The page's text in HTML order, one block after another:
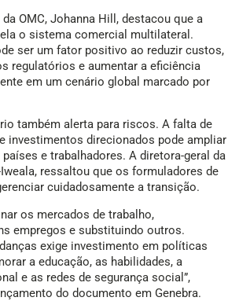
OMC, Johanna Hill, destacou que a
o sistema comercial multilateral.
ser um fator positivo ao reduzir custos,
regulatórios e aumentar a eficiência
em um cenário global marcado por
também alerta para riscos. A falta de
investimentos direcionados pode ampliar
e trabalhadores. A diretora-geral da
ressaltou que os formuladores de
cuidadosamente a transição.
os mercados de trabalho,
empregos e substituindo outros.
exige investimento em políticas
a educação, as habilidades, a
e as redes de segurança social”,
do documento em Genebra.